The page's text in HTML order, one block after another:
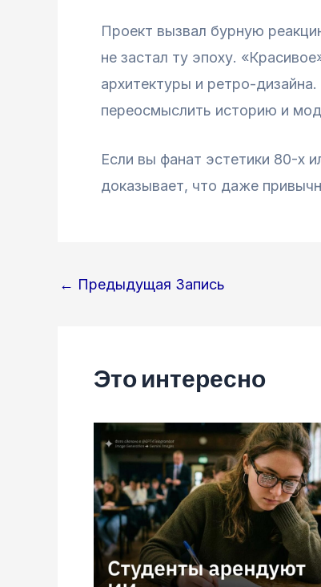
Проект вызвал бурную
не застал ту эпоху.
архитектуры и ретро-
переосмыслить историю и
Если вы фанат эстетики 80-х
доказывает, что даже
Навигация
← Предыдущая Запись
Это интересно